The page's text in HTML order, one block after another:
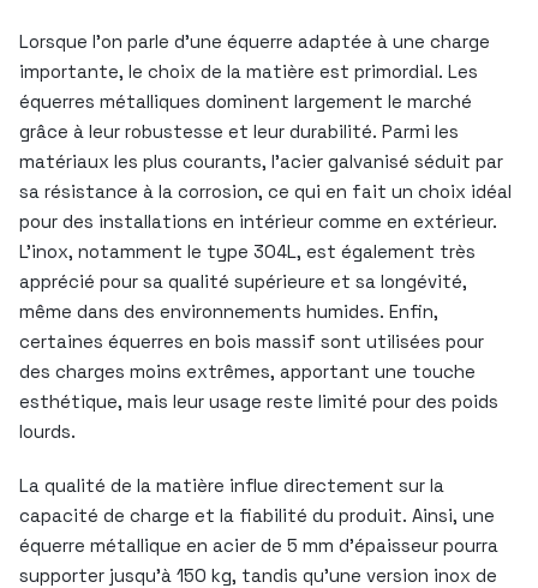
Lorsque l’on parle d’une équerre adaptée à une charge
importante, le choix de la matière est primordial. Les
équerres métalliques dominent largement le marché
grâce à leur robustesse et leur durabilité. Parmi les
matériaux les plus courants, l’acier galvanisé séduit par
sa résistance à la corrosion, ce qui en fait un choix idéal
pour des installations en intérieur comme en extérieur.
L’inox, notamment le type 304L, est également très
apprécié pour sa qualité supérieure et sa longévité,
même dans des environnements humides. Enfin,
certaines équerres en bois massif sont utilisées pour
des charges moins extrêmes, apportant une touche
esthétique, mais leur usage reste limité pour des poids
lourds.
La qualité de la matière influe directement sur la
capacité de charge et la fiabilité du produit. Ainsi, une
équerre métallique en acier de 5 mm d’épaisseur pourra
supporter jusqu’à 150 kg, tandis qu’une version inox de